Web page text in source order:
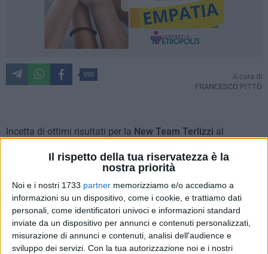
Il rispetto della tua riservatezza è la
nostra priorità
Noi e i nostri 1733 partner memorizziamo e/o accediamo a
informazioni su un dispositivo, come i cookie, e trattiamo dati
personali, come identificatori univoci e informazioni standard
inviate da un dispositivo per annunci e contenuti personalizzati,
misurazione di annunci e contenuti, analisi dell'audience e
sviluppo dei servizi. Con la tua autorizzazione noi e i nostri
590
A cura di
FRANCESCO PITTÒ
Incetta di ottimi risultati per la New Team Terlizzi al
dal 1° al 4 giugno scorsi.
Il sodalizio di viale dei Garofani grazie al buon lavoro di
squadra di tutto lo staff capeggiato dall'inossidabile Rino
Tatoli è giunto in terra di Calabria con ben 170 unità, tra
piccoli aspiranti calciatori, tecnici, dirigenti e tanti genitori, è
tornato dall'esperienza calabrese arricchito sotto l'aspetto